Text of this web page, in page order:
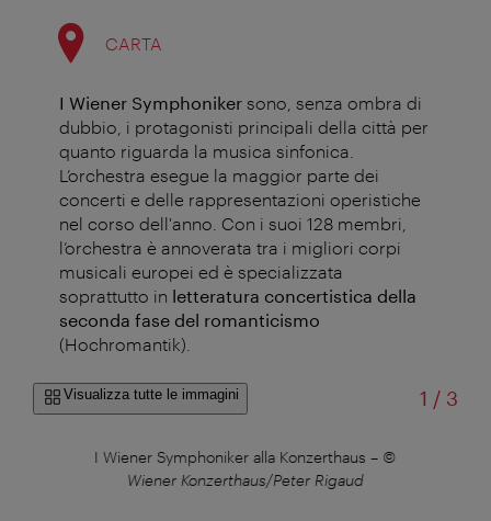
CARTA
I Wiener Symphoniker sono, senza ombra di
dubbio, i protagonisti principali della città per
quanto riguarda la musica sinfonica.
L’orchestra esegue la maggior parte dei
concerti e delle rappresentazioni operistiche
nel corso dell'anno. Con i suoi 128 membri,
l’orchestra è annoverata tra i migliori corpi
musicali europei ed è specializzata
soprattutto in letteratura concertistica della
seconda fase del romanticismo
(Hochromantik).
Visualizza tutte le immagini 1 /di
3
I Wiener Symphoniker alla Konzerthaus – ©
Wiener Konzerthaus/Peter Rigaud